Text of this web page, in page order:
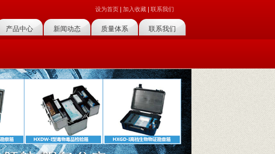
设为首页 加入收藏 联系我们
产品中心 新闻动态 质量体系 联系我们